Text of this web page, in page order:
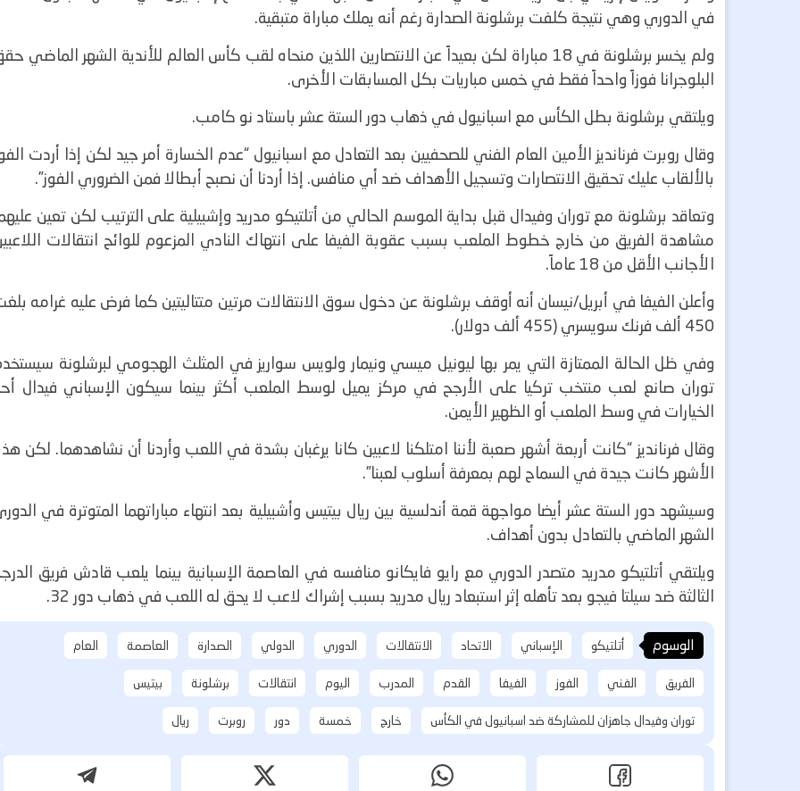
في الدوري وهي نتيجة كلفت برشلونة الصدارة رغم أنه يملك مباراة متبقية.
ولم يخسر برشلونة في 18 مباراة لكن بعيداً عن الانتصارين اللذين منحاه لقب كأس العالم للأندية الشهر الماضي
البلوجرانا فوزاً واحداً فقط في خمس مباريات بكل المسابقات الأخرى.
ويلتقي برشلونة بطل الكأس مع اسبانيول في ذهاب دور الستة عشر باستاد نو كامب.
وقال روبرت فرنانديز الأمين العام الفني للصحفيين بعد التعادل مع اسبانيول “عدم الخسارة أمر جيد لكن إذا أردت
بالألقاب عليك تحقيق الانتصارات وتسجيل الأهداف ضد أي منافس. إذا أردنا أن نصبح أبطالا فمن الضروري الفوز.”
وتعاقد برشلونة مع توران وفيدال قبل بداية الموسم الحالي من أتلتيكو مدريد وإشبيلية على الترتيب لكن تعين
مشاهدة الفريق من خارج خطوط الملعب بسبب عقوبة الفيفا على انتهاك النادي المزعوم للوائح انتقالات
الأجانب الأقل من 18 عاماً
.
وأعلن الفيفا في أبريل/نيسان أنه أوقف برشلونة عن دخول سوق الانتقالات مرتين متتاليتين كما فرض عليه غرامه
450 ألف فرنك سويسري (455 ألف دولار).
وفي ظل الحالة الممتازة التي يمر بها ليونيل ميسي ونيمار ولويس سواريز في المثلث الهجومي لبرشلونة
توران صانع لعب منتخب تركيا على الأرجح في مركز يميل لوسط الملعب أكثر بينما سيكون الإسباني فيدال
الخيارات في وسط الملعب أو الظهير الأيمن.
وقال فرنانديز “كانت أربعة أشهر صعبة لأننا امتلكنا لاعبين كانا يرغبان بشدة في اللعب وأردنا أن نشاهدهما. لكن
الأشهر كانت جيدة في السماح لهم بمعرفة أسلوب لعبنا.”
وسيشهد دور الستة عشر أيضا مواجهة قمة أندلسية بين ريال بيتيس وأشبيلية بعد انتهاء مباراتهما المتوترة في
الشهر الماضي بالتعادل بدون أهداف.
ويلتقي أتلتيكو مدريد متصدر الدوري مع رايو فايكانو منافسه في العاصمة الإسبانية بينما يلعب قادش فريق
الثالثة ضد سيلتا فيجو بعد تأهله إثر استبعاد ريال مدريد بسبب إشراك لاعب لا يحق له اللعب في ذهاب دور 32.
الوسوم أتلتيكو الإسباني الاتحاد الانتقالات الدوري الدولي الصدارة العاصمة
العام
الفريق
الفني الفوز الفيفا القدم المدرب اليوم انتقالات برشلونة
بيتيس
توران وفيدال جاهزان للمشاركة ضد اسبانيول في الكأس
خارج خمسة دور روبرت ريال